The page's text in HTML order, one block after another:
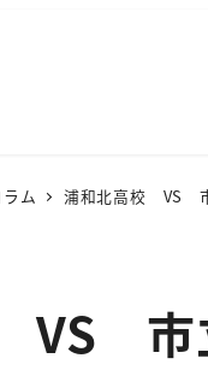
ラム 浦和北高校 VS
VS 市